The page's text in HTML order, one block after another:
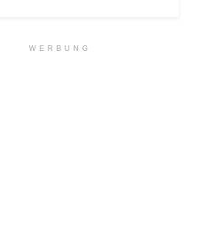
WERBUNG